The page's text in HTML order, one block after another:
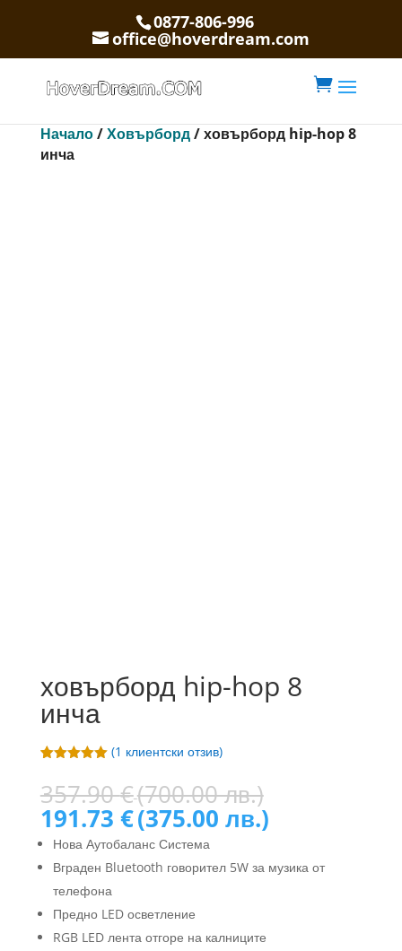
0877-806-996
office@hoverdream.com

Начало/Ховърборд/ ховърборд hip-hop 8
инча
ховърборд hip-hop 8
инча
базирано
на
потребителс
(1 клиентски отзив)
357.90€(700.00 лв.)
(700.00
191.73 €(375.00 лв.)Текущата
е:
191.73 €
Нова Аутобаланс Система
Вграден Bluetooth говорител 5W за музика от
телефона
Предно LED осветление
RGB LED лента отгоре на калниците